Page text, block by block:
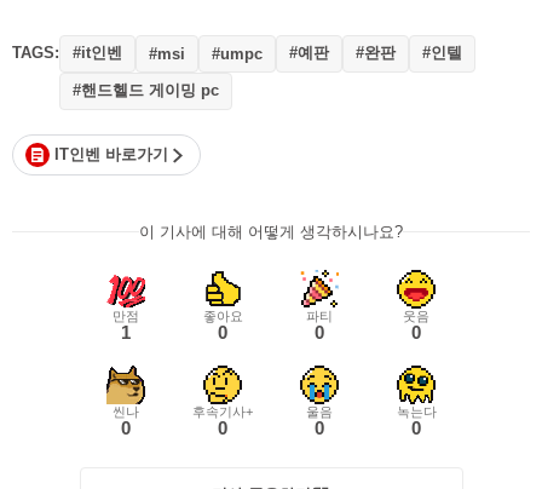
TAGS: #it인벤 #msi #umpc #예판 #완판 #인텔
#핸드헬드 게이밍 pc
IT인벤 바로가기
이 기사에 대해 어떻게 생각하시나요?
만점
1
좋아요
0
파티
0
웃음
0
씬나
0
후속기사+
0
울음
0
녹는다
0